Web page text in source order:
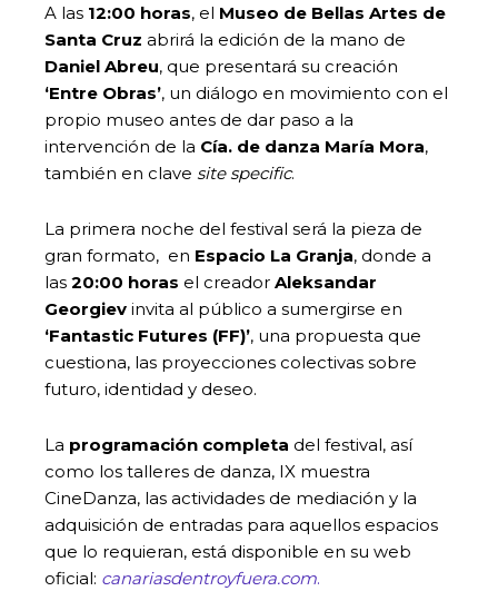
A las 12:00 horas, el Museo de Bellas Artes de
Santa Cruz abrirá la edición de la mano de
Daniel Abreu, que presentará su creación
‘Entre Obras’, un diálogo en movimiento con el
propio museo antes de dar paso a la
intervención de la Cía. de danza María Mora,
también en clave site specific.
La primera noche del festival será la pieza de
gran formato, en Espacio La Granja, donde a
las 20:00 horas el creador Aleksandar
Georgiev invita al público a sumergirse en
‘Fantastic Futures (FF)’, una propuesta que
cuestiona, las proyecciones colectivas sobre
futuro, identidad y deseo.
La programación completa del festival, así
como los talleres de danza, IX muestra
CineDanza, las actividades de mediación y la
adquisición de entradas para aquellos espacios
que lo requieran, está disponible en su web
oficial: canariasdentroyfuera.com.